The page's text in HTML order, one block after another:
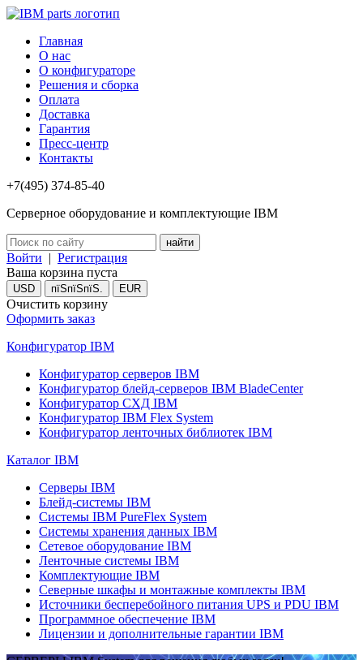
Главная
О нас
О конфигураторе
Решения и сборка
Оплата
Доставка
Гарантия
Пресс-центр
Контакты
+7(495) 374-85-40
Серверное оборудование и комплектующие IBM
Войти | Регистрация
Ваша корзина пуста
USD пїЅпїЅпїЅ. EUR
Очистить корзину
Оформить заказ
Конфигуратор IBM
Конфигуратор серверов IBM
Конфигуратор блейд-серверов IBM BladeCenter
Конфигуратор СХД IBM
Конфигуратор IBM Flex System
Конфигуратор ленточных библиотек IBM
Каталог IBM
Серверы IBM
Блейд-системы IBM
Системы IBM PureFlex System
Системы хранения данных IBM
Сетевое оборудование IBM
Ленточные системы IBM
Комплектующие IBM
Северные шкафы и монтажные комплекты IBM
Источники бесперебойного питания UPS и PDU IBM
Программное обеспечение IBM
Лицензии и дополнительные гарантии IBM